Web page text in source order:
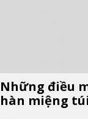
Những điều
hàn miệng